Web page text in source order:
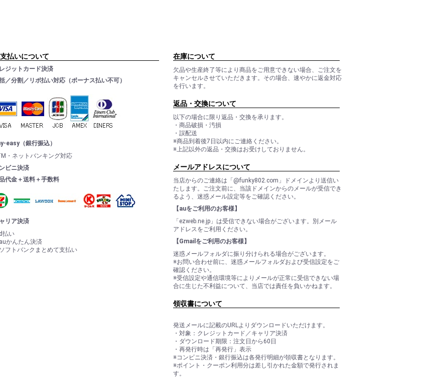
払いについて
ジットカード決済
／分割／リボ払い対応（ボーナス払い不可）
easy（銀行振込）
・ネットバンキング対応
ビニ決済
代金＋送料＋手数料
リア決済
払い
auかんたん決済
ソフトバンクまとめて支払い
在庫について
欠品や生産終了等により商品をご用意できない場合、ご注文を
キャンセルさせていただきます。その場合、速やかに返金対応
を行います。
返品・交換について
以下の場合に限り返品・交換を承ります。
・商品破損・汚損
・誤配送
※商品到着後7日以内にご連絡ください。
※上記以外の返品・交換はお受けしておりません。
メールアドレスについて
当店からのご連絡は「@funky802.com」ドメインより送信い
たします。ご注文前に、当該ドメインからのメールが受信でき
るよう、迷惑メール設定等をご確認ください。
【auをご利用のお客様】
「ezweb.ne.jp」は受信できない場合がございます。別メール
アドレスをご利用ください。
【Gmailをご利用のお客様】
迷惑メールフォルダに振り分けられる場合がございます。
※お問い合わせ前に、迷惑メールフォルダおよび受信設定をご
確認ください。
※受信設定や通信環境等によりメールが正常に受信できない場
合に生じた不利益について、当店では責任を負いかねます。
領収書について
発送メールに記載のURLよりダウンロードいただけます。
・対象：クレジットカード／キャリア決済
・ダウンロード期限：注文日から60日
・再発行時は「再発行」表示
※コンビニ決済・銀行振込は各発行明細が領収書となります。
※ポイント・クーポン利用分は差し引かれた金額で発行されま
す。